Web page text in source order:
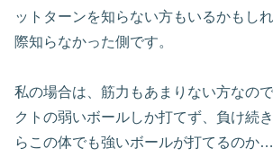
ットターンを知らない方もいるかもし
際知らなかった側です。
私の場合は、筋力もあまりない方なの
クトの弱いボールしか打てず、負け続
らこの体でも強いボールが打てるのか